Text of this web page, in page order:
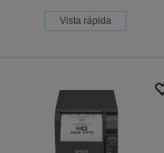
Vista rápida